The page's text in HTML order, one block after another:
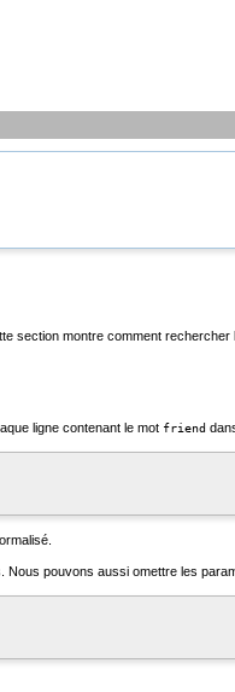
montre comment rechercher
ligne contenant le mot friend
pouvons aussi omettre les